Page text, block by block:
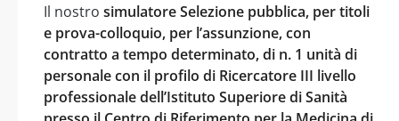
Il nostro simulatore Selezione pubblica, per titoli
e prova-colloquio, per l’assunzione, con
contratto a tempo determinato, di n. 1 unità di
personale con il profilo di Ricercatore III livello
professionale dell’Istituto Superiore di Sanità